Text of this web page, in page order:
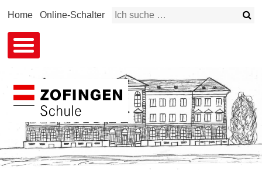
Schnellnavigation
Home Online-Schalter
Suchbegriff